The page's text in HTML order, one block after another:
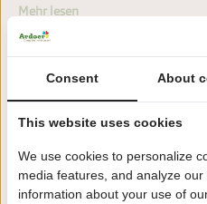
Mehr lesen
Jetzt buchen!
zu ändern oder zu stornieren.
Consent About
This website uses cookies
We use cookies to personalize
media features, and analyze
information about your use of